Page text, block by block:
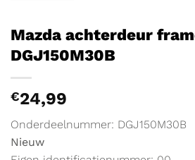
Mazda achterdeur
DGJ150M30B
€24,99
Onderdeelnummer: DGJ150M30B
Nieuw